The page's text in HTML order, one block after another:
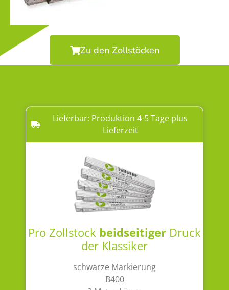
Zu den Zollstöcken
Lieferbar: Produktion 4-5 Tage plus
Lieferzeit
Pro Zollstock beidseitiger Druck
der Klassiker
schwarze Markierung
B400